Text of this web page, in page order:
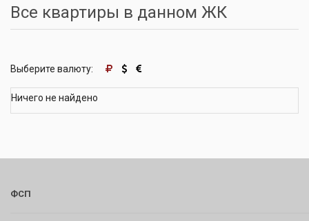
Все квартиры в данном ЖК
Выберите валюту:
Ничего не найдено
ФСП